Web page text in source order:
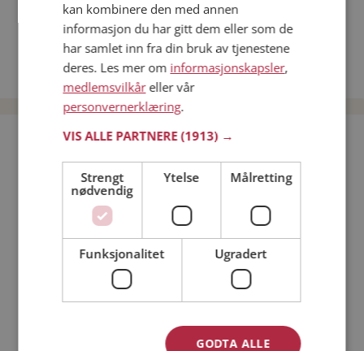
Andre single fra Aurskog-Høland
Kvinner fra Aurskog-Høland
Date kvinner i Norge
Date menn i Norge
Bli medlem gratis!
Jeg er en:
kan kombinere den med annen
informasjon du har gitt dem eller som de
har samlet inn fra din bruk av tjenestene
deres. Les mer om informasjonskapsler,
medlemsvilkåreller vår
personvernerklæring.
VIS ALLE PARTNERE(1913) →
Strengt
nødvendig
Ytelse Målretting
Funksjonalitet Ugradert
GODTA ALLE